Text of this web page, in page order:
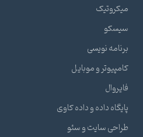
میکروتیک
سیسکو
برنامه نویسی
کامپیوتر و موبایل
فایروال
پایگاه داده و داده کاوی
طراحی سایت و سئو